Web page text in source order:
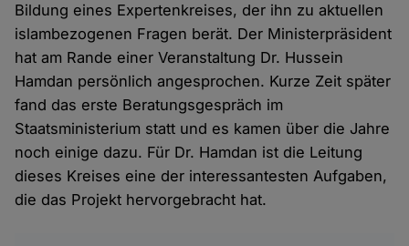
Bildung eines Expertenkreises, der ihn zu aktuellen
islambezogenen Fragen berät. Der Ministerpräsident
hat am Rande einer Veranstaltung Dr. Hussein
Hamdan persönlich angesprochen. Kurze Zeit später
fand das erste Beratungsgespräch im
Staatsministerium statt und es kamen über die Jahre
noch einige dazu. Für Dr. Hamdan ist die Leitung
dieses Kreises eine der interessantesten Aufgaben,
die das Projekt hervorgebracht hat.